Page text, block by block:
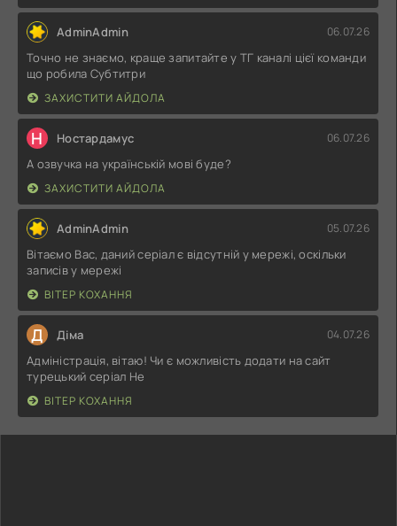
AdminAdmin 06.07.26
Точно не знаємо, краще запитайте у ТГ каналі цієї команди
що робила Субтитри
ЗАХИСТИТИ АЙДОЛА
Н Ностардамус 06.07.26
А озвучка на українській мові буде?
ЗАХИСТИТИ АЙДОЛА
AdminAdmin 05.07.26
Вітаємо Вас, даний серіал є відсутній у мережі, оскільки
записів у мережі
ВІТЕР КОХАННЯ
Д Діма 04.07.26
Адміністрація, вітаю! Чи є можливість додати на сайт
турецький серіал Не
ВІТЕР КОХАННЯ